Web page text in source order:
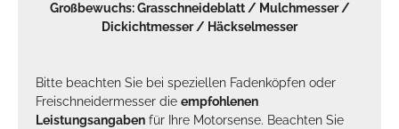
Großbewuchs:Grasschneideblatt/ Mulchmesser/
Dickichtmesser/ Häckselmesser
Bitte beachten Sie bei speziellen Fadenköpfen oder
Freischneidermesser die empfohlenen
Leistungsangaben für Ihre Motorsense. Beachten Sie